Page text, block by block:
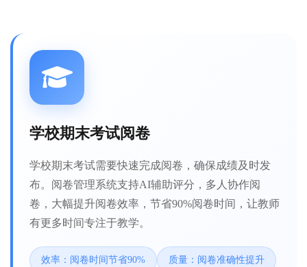
学校期末考试阅卷
学校期末考试需要快速完成阅卷，确保成绩及时发
布。阅卷管理系统支持AI辅助评分，多人协作阅
卷，大幅提升阅卷效率，节省90%阅卷时间，让教师
有更多时间专注于教学。
效率：阅卷时间节省90% 质量：阅卷准确性提升